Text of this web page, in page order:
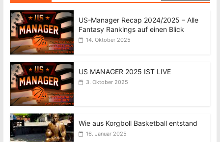
US-Manager Recap 2024/2025 – Alle
Fantasy Rankings auf einen Blick
14. Oktober 2025
US MANAGER 2025 IST LIVE
3. Oktober 2025
Wie aus Korgboll Basketball entstand
16. Januar 2025